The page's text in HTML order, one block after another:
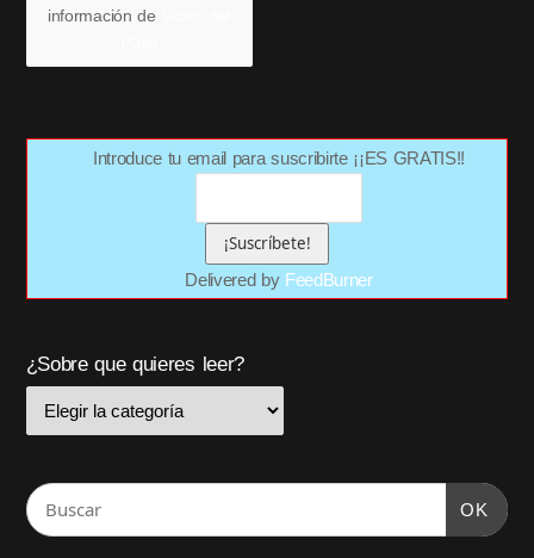
información de
Introduce tu email para suscribirte ¡¡ES GRATIS!!
Delivered by FeedBurner
¿Sobre que quieres leer?
OK